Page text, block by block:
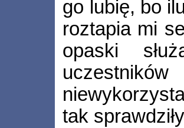
go lubię, bo
roztapia mi
opaski
tak